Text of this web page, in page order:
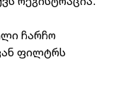
ჩარჩო
ფილტრს